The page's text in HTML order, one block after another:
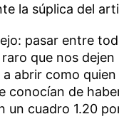
la súplica del
pasar entre
que nos
abrir como
conocían de
cuadro 1.20